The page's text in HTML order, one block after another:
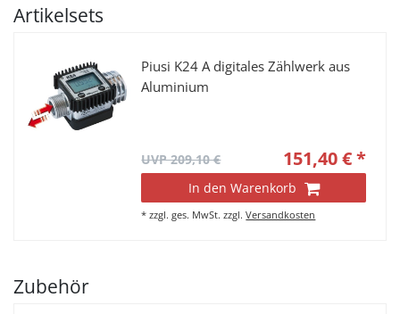
Artikelsets
Piusi K24 A digitales Zählwerk aus
Aluminium
UVP 209,10 € 151,40 € *
In den Warenkorb
*zzgl. ges. MwSt. zzgl.Versandkosten
Zubehör